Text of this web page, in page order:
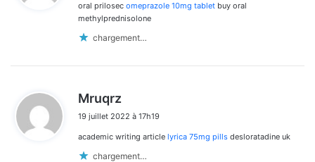
:
oral prilosec omeprazole 10mg tablet buy oral
methylprednisolone
chargement…
Mruqrz
t
19 juillet 2022 à 17h19
academic writing article lyrica 75mg pills desloratadine uk
chargement…